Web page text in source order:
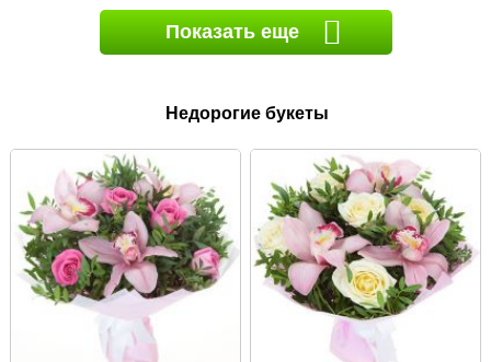
Показать еще
Недорогие букеты